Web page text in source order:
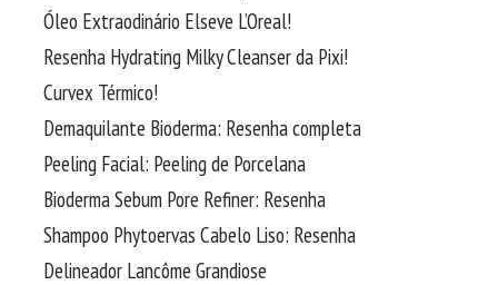
Óleo Extraodinário Elseve L’Oreal!
Resenha Hydrating Milky Cleanser da Pixi!
Curvex Térmico!
Demaquilante Bioderma: Resenha completa
Peeling Facial: Peeling de Porcelana
Bioderma Sebum Pore Refiner: Resenha
Shampoo Phytoervas Cabelo Liso: Resenha
Delineador Lancôme Grandiose